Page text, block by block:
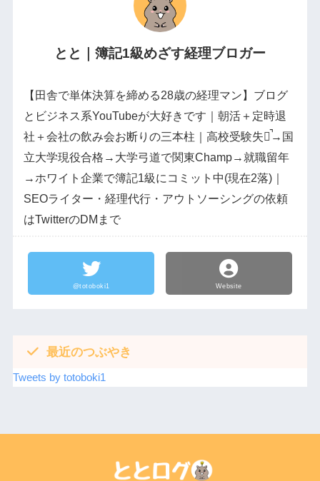
とと｜簿記1級めざす経理ブロガー
【田舎で単体決算を締める28歳の経理マン】ブログ
とビジネス系YouTubeが大好きです｜朝活＋定時退
社＋会社の飲み会お断りの三本柱｜高校受験失敗̚→国
立大学現役合格→大学弓道で関東Champ→就職留年
→ホワイト企業で簿記1級にコミット中(現在2落)｜
SEOライター・経理代行・アウトソーシングの依頼
はTwitterのDMまで
@totoboki1 Website
最近のつぶやき
Tweets by totoboki1